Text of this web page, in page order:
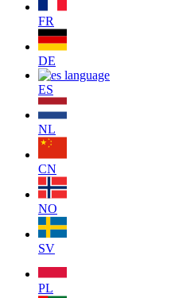
FR
DE
ES
NL
CN
NO
SV
PL